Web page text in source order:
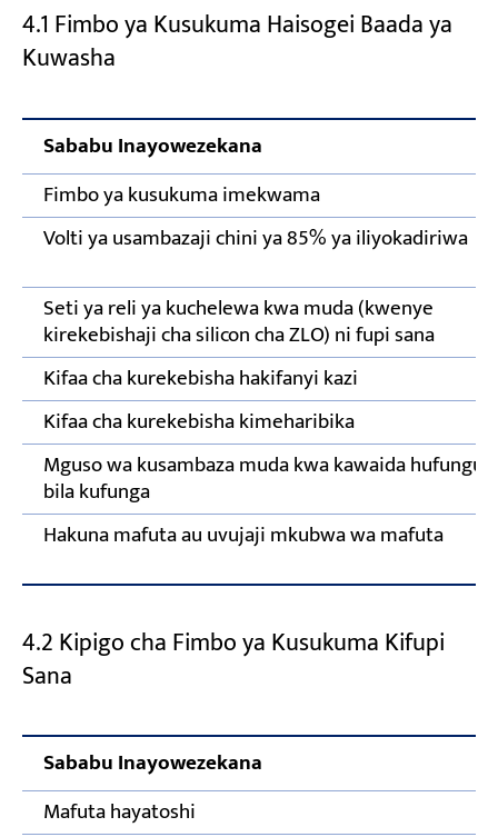
4.1 Fimbo ya Kusukuma Haisogei Baada ya
Kuwasha
Sababu Inayowezekana
Fimbo ya kusukuma imekwama
Volti ya usambazaji chini ya 85% ya iliyokadiriwa
Seti ya reli ya kuchelewa kwa muda (kwenye
kirekebishaji cha silicon cha ZLO) ni fupi sana
Kifaa cha kurekebisha hakifanyi kazi
Kifaa cha kurekebisha kimeharibika
Mguso wa kusambaza muda kwa kawaida
bila kufunga
Hakuna mafuta au uvujaji mkubwa wa mafuta
4.2 Kipigo cha Fimbo ya Kusukuma Kifupi
Sana
Sababu Inayowezekana
Mafuta hayatoshi